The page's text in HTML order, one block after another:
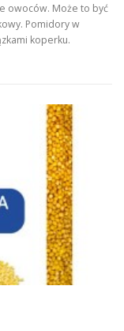
owoców. Może to być
Pomidory w
koperku.